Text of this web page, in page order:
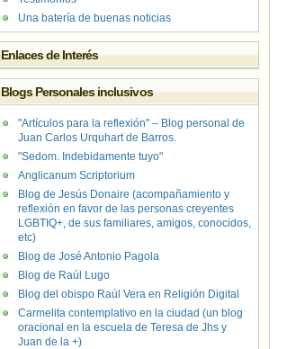
Una batería de buenas noticias
Enlaces de Interés
Blogs Personales inclusivos
"Artículos para la reflexión" – Blog personal de
Juan Carlos Urquhart de Barros.
"Sedom. Indebidamente tuyo"
Anglicanum Scriptorium
Blog de Jesús Donaire (acompañamiento y
reflexión en favor de las personas creyentes
LGBTIQ+, de sus familiares, amigos, conocidos,
etc)
Blog de José Antonio Pagola
Blog de Raúl Lugo
Blog del obispo Raúl Vera en Religión Digital
Carmelita contemplativo en la ciudad (un blog
oracional en la escuela de Teresa de Jhs y
Juan de la +)